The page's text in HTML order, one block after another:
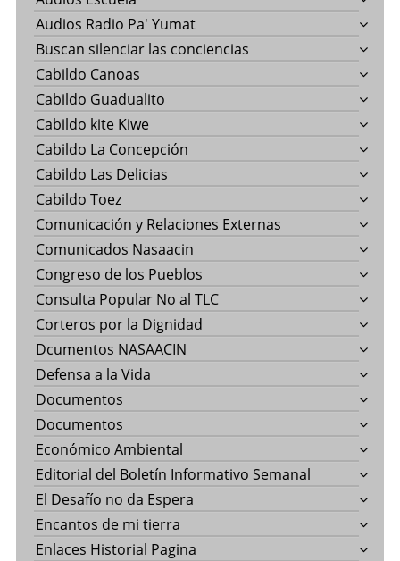
Audios Radio Pa' Yumat
Buscan silenciar las conciencias
Cabildo Canoas
Cabildo Guadualito
Cabildo kite Kiwe
Cabildo La Concepción
Cabildo Las Delicias
Cabildo Toez
Comunicación y Relaciones Externas
Comunicados Nasaacin
Congreso de los Pueblos
Consulta Popular No al TLC
Corteros por la Dignidad
Dcumentos NASAACIN
Defensa a la Vida
Documentos
Documentos
Económico Ambiental
Editorial del Boletín Informativo Semanal
El Desafío no da Espera
Encantos de mi tierra
Enlaces Historial Pagina